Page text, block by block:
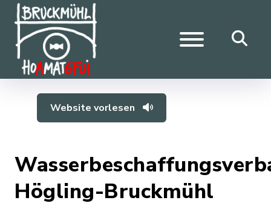
Website vorlesen
Högling-Bruckmühl